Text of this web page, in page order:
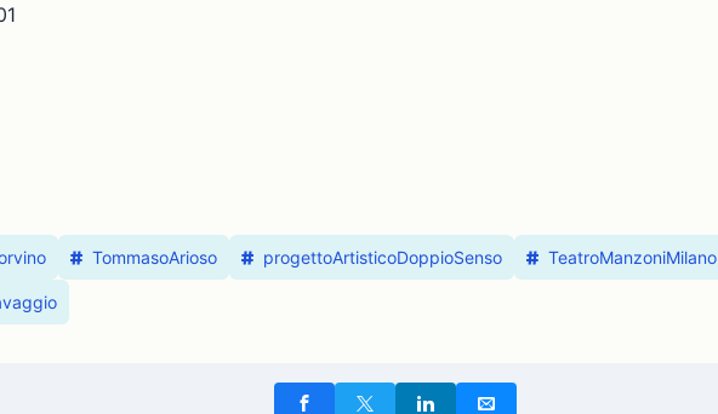
TommasoArioso progettoArtisticoDoppioSenso TeatroManzoniMilano